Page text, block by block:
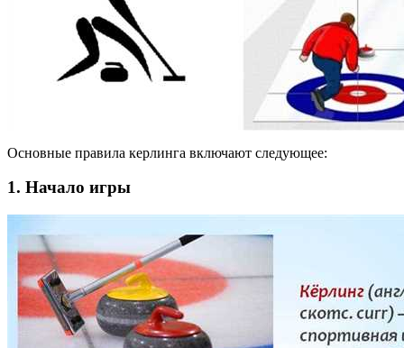
Основные правила керлинга включают следующее:
1. Начало игры